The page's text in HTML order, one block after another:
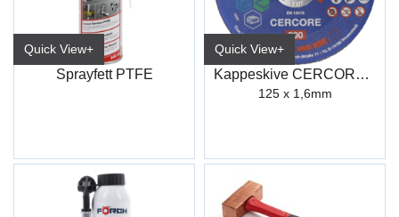
Quick View+
Sprayfett PTFE
Quick View+
Kappeskive CERCORE 900 stål/inox
125 x 1,6mm